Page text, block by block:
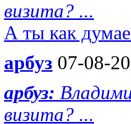
визита? ...
А ты как
арбуз 07-08-
арбуз:
визита? ...